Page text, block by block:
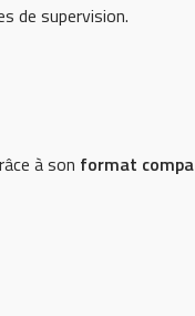
de supervision.
à son format